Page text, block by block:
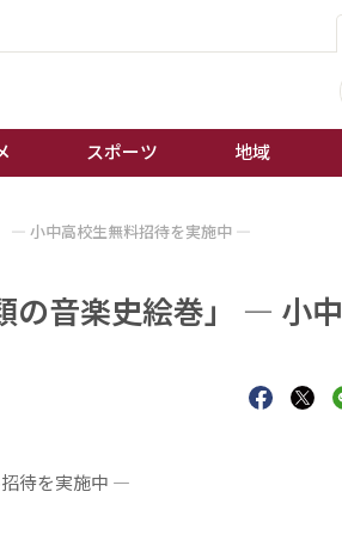
スポーツ 地域
誰もが輝いて働く社会へ
オートレース
― 小中高校生無料招待を実施中 ―
の音楽史絵巻」 ― 小中
待を実施中 ―